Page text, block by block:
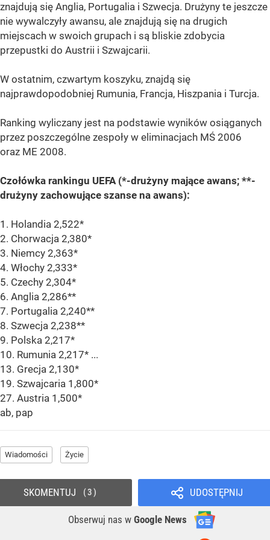
znajdują się Anglia, Portugalia i Szwecja. Drużyny te jeszcze
nie wywalczyły awansu, ale znajdują się na drugich
miejscach w swoich grupach i są bliskie zdobycia
przepustki do Austrii i Szwajcarii.
W ostatnim, czwartym koszyku, znajdą się
najprawdopodobniej Rumunia, Francja, Hiszpania i Turcja.
Ranking wyliczany jest na podstawie wyników osiąganych
przez poszczególne zespoły w eliminacjach MŚ 2006
oraz ME 2008.
Czołówka rankingu UEFA (*-drużyny mające awans; **-
drużyny zachowujące szanse na awans):
1. Holandia 2,522*
2. Chorwacja 2,380*
3. Niemcy 2,363*
4. Włochy 2,333*
5. Czechy 2,304*
6. Anglia 2,286**
7. Portugalia 2,240**
8. Szwecja 2,238**
9. Polska 2,217*
10. Rumunia 2,217* ...
13. Grecja 2,130*
19. Szwajcaria 1,800*
27. Austria 1,500*
ab, pap
Wiadomości Życie
UDOSTĘPNIJ
Obserwuj nas w Google News
SKOMENTUJ 3